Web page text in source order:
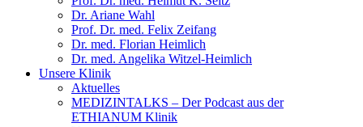
Dr. Ariane Wahl
Prof. Dr. med. Felix Zeifang
Dr. med. Florian Heimlich
Dr. med. Angelika Witzel-Heimlich
Unsere Klinik
Aktuelles
MEDIZINTALKS – Der Podcast aus der
ETHIANUM Klinik